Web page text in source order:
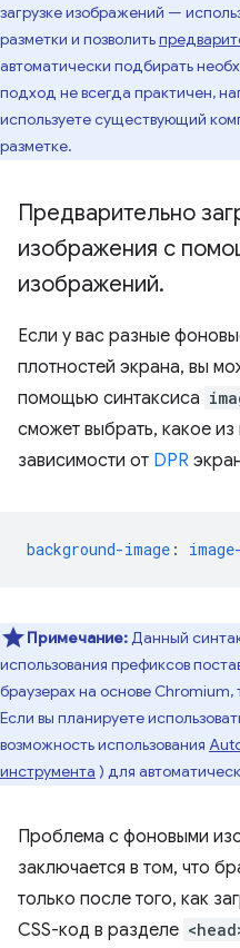
загрузке изображений —
разметки и позволить
автоматически подбирать
подход не всегда практичен,
используете существующий
разметке.
Предварительно
изображения с
изображений.
Если у вас разные
плотностей экрана, вы
помощью синтаксиса
сможет выбрать, какое из
зависимости от DPR
background-image :
Примечание:Данный
использования префиксов
браузерах на основе Chromium,
Если вы планируете
возможность использования
инструмента ) для
Проблема с фоновыми
заключается в том, что
только после того, как
CSS-код в разделе